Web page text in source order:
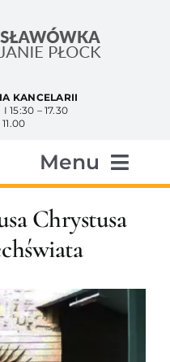
KANCELARII
15:30 – 17.30
Menu
Chrystusa